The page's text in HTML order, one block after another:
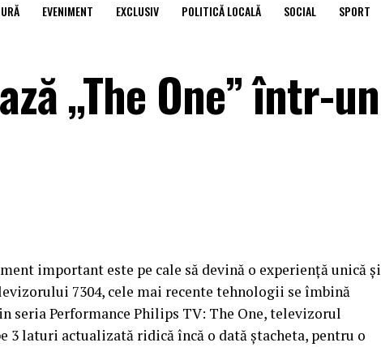
EVENIMENT EXCLUSIV POLITICĂ LOCALĂ SOCIAL SPORT
„The One” într-un
important este pe cale să devină o experiență unică și
7304, cele mai recente tehnologii se îmbină
seria Performance Philips TV: The One, televizorul
3 laturi actualizată ridică încă o dată ștacheta, pentru o